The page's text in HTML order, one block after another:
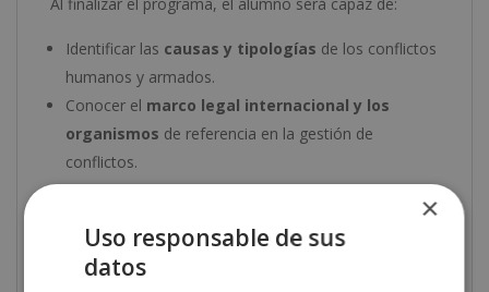
Identificar las causas y tipologías de los conflictos
humanos y armados.
Conocer el marco legal internacional y los
organismos de referencia en la gestión de
conflictos.
Analizar elimpacto del terrorismo, la violencia
Dominar herramientas de negociación
mediación y resolución pacífica.
×
Uso responsable de sus
datos